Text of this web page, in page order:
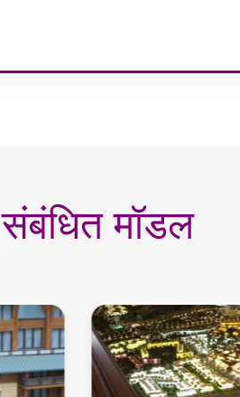
संबंधित मॉडल